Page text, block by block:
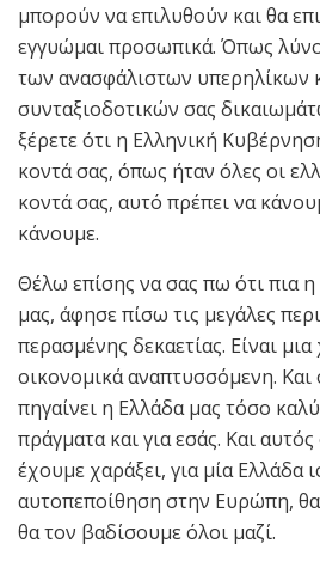
μπορούν να επιλυθούν και θα
εγγυώμαι προσωπικά. Όπως
των ανασφάλιστων υπερηλίκων
συνταξιοδοτικών σας
ξέρετε ότι η Ελληνική
κοντά σας, όπως ήταν όλες οι
κοντά σας, αυτό πρέπει να
κάνουμε.
Θέλω επίσης να σας πω ότι πια
μας, άφησε πίσω τις μεγάλες
περασμένης δεκαετίας. Είναι
οικονομικά αναπτυσσόμενη.
πηγαίνει η Ελλάδα μας τόσο
πράγματα και για εσάς. Και
έχουμε χαράξει, για μία Ελλάδα
αυτοπεποίθηση στην Ευρώπη,
θα τον βαδίσουμε όλοι μαζί.